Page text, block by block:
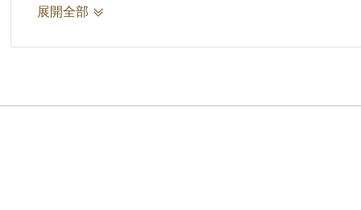
具體事蹟：協助省教育廳辦理六十年度中小學教
展開全部